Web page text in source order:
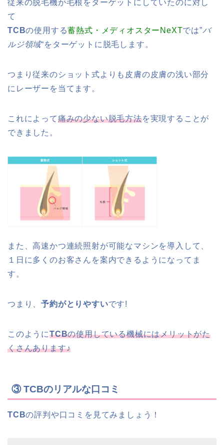
従来の脱毛機が毛根をターゲットにしていたのに対し
て
TCBの使用する蓄熱式・メディオスターNeXTでは”バ
ルジ領域“をターゲットに脱毛します。
つまり従来のショット式よりも皮膚の皮膚の浅い部分
にレーザーを当てます。
これによって痛みの少ない脱毛方法を実現することが
できました。
また、高速かつ連続照射が可能なマシンを導入して、
１日に多くのお客さんを案内できるようになってま
す。
つまり、予約がとりやすいです!
このようにTCBの使用している機械にはメリットがた
くさんあります♪
③ TCBのリアルな口コミ
TCBの評判や口コミを見てみましょう！